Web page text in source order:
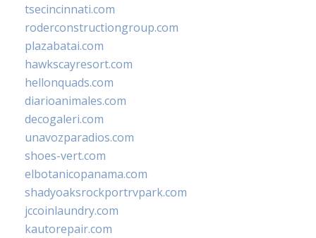
tsecincinnati.com
roderconstructiongroup.com
plazabatai.com
hawkscayresort.com
hellonquads.com
diarioanimales.com
decogaleri.com
unavozparadios.com
shoes-vert.com
elbotanicopanama.com
shadyoaksrockportrvpark.com
jccoinlaundry.com
kautorepair.com